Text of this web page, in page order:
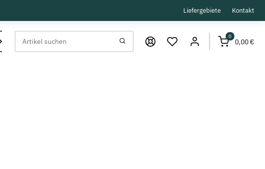
Liefergebiete Kontakt
0
0,00 €